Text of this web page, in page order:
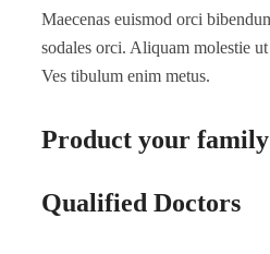
Maecenas euismod orci
sodales orci. Aliquam molestie
Ves tibulum enim metus.
Product your family
Qualified Doctors